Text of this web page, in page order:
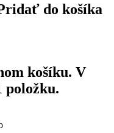
do košíka
košíku. V
položku.